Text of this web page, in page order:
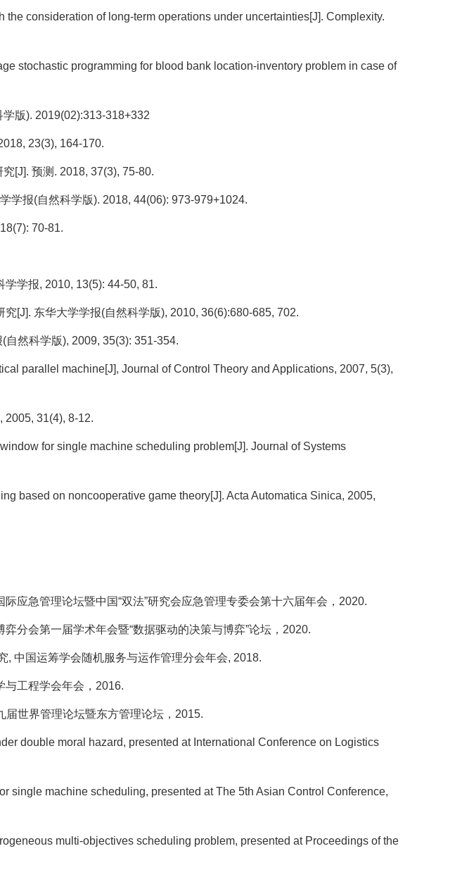
consideration of long-term operations under uncertainties[J]. Complexity.
stochastic programming for blood bank location-inventory problem in case of
版). 2019(02):313-318+332
23(3), 164-170.
[J]. 预测. 2018, 37(3), 75-80.
学报(自然科学版). 2018, 44(06): 973-979+1024.
70-81.
学报, 2010, 13(5): 44-50, 81.
[J]. 东华大学学报(自然科学版), 2010, 36(6):680-685, 702.
然科学版), 2009, 35(3): 351-354.
parallel machine[J], Journal of Control Theory and Applications, 2007, 5(3),
2005, 31(4), 8-12.
for single machine scheduling problem[J]. Journal of Systems
based on noncooperative game theory[J]. Acta Automatica Sinica, 2005,
应急管理论坛暨中国“双法”研究会应急管理专委会第十六届年会，2020.
分会第一届学术年会暨“数据驱动的决策与博弈”论坛，2020.
, 中国运筹学会随机服务与运作管理分会年会, 2018.
与工程学会年会，2016.
世界管理论坛暨东方管理论坛，2015.
double moral hazard, presented at International Conference on Logistics
single machine scheduling, presented at The 5th Asian Control Conference,
multi-objectives scheduling problem, presented at Proceedings of the